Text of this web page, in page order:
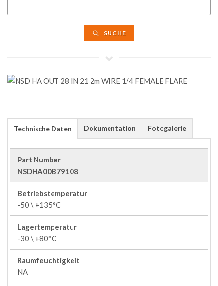
SUCHE
Technische Daten Dokumentation Fotogalerie
Part Number
NSDHA00B79108
Betriebstemperatur
-50 \ +135°C
Lagertemperatur
-30 \ +80°C
Raumfeuchtigkeit
NA